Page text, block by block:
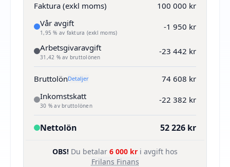
Faktura (exkl moms)
100 000 kr
Vår avgift
1,95 % av faktura (exkl moms)
-1 950 kr
Arbetsgivaravgift
31,42 % av bruttolönen
-23 442 kr
BruttolönDetaljer
74 608 kr
Inkomstskatt
30 % av bruttolönen
-22 382 kr
Nettolön 52 226 kr
OBS! Du betalar 6 000 kr i avgift hos
Frilans Finans